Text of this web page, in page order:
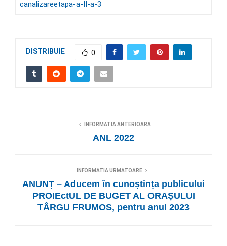
canalizareetapa-a-II-a-3
DISTRIBUIE 0
INFORMATIA ANTERIOARA
ANL 2022
INFORMATIA URMATOARE
ANUNȚ – Aducem în cunoștința publicului
PROIEctUL DE BUGET AL ORAȘULUI
TÂRGU FRUMOS, pentru anul 2023